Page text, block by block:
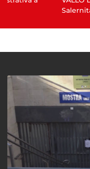
Salernitan...